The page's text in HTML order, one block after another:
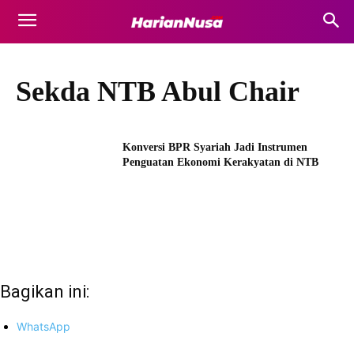
Sekda NTB Abul Chair
Konversi BPR Syariah Jadi Instrumen
Penguatan Ekonomi Kerakyatan di NTB
Bagikan ini:
WhatsApp